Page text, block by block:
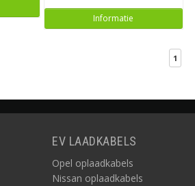
load balancing?
beschikbaar en voorkomt
kabel en outlet?
en exporteren?
geschikt voor buitenmontage?
gebruik binnen en buiten.
Informatie
1
EV LAADKABELS
Opel oplaadkabels
Nissan oplaadkabels